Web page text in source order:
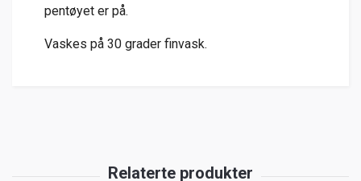
pentøyet er på.
Vaskes på 30 grader finvask.